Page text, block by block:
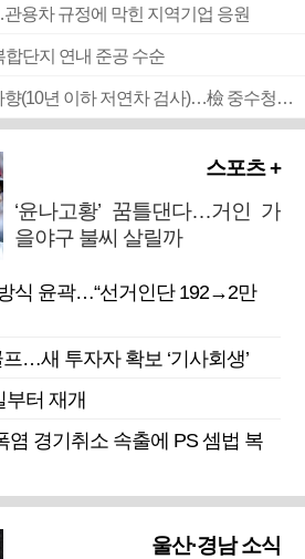
용차 규정에 막힌 지역기업 응원
합단지 연내 준공 수순
■ 검사 신분 버리고 직급하향(10년 이하 저연차 검사)…檢 중수청행 기피
스포츠 +
‘윤나고황’ 꿈틀댄다…거인 가
을야구 불씨 살릴까
식 윤곽…“선거인단 192→2만
…새 투자자 확보 ‘기사회생’
터 재개
경기취소 속출에 PS 셈법 복
울산·경남 소식